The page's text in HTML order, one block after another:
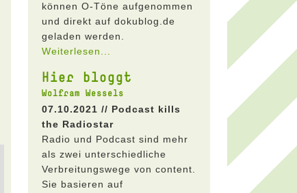
können O-Töne aufgenommen
und direkt auf dokublog.de
geladen werden.
Weiterlesen...
Hier bloggt
Wolfram Wessels
07.10.2021 // Podcast kills
the Radiostar
Radio und Podcast sind mehr
als zwei unterschiedliche
Verbreitungswege von content.
Sie basieren auf